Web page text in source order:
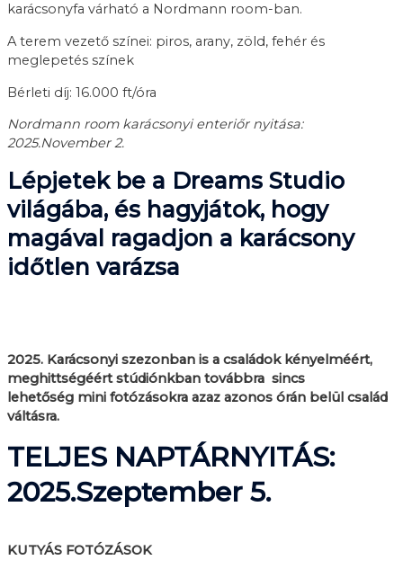
karácsonyfa várható a Nordmann room-ban.
A terem vezető színei: piros, arany, zöld, fehér és
meglepetés színek
Bérleti díj: 16.000 ft/óra
Nordmann room karácsonyi enteriőr nyitása:
2025.November 2.
Lépjetek be a Dreams Studio
világába, és hagyjátok, hogy
magával ragadjon a karácsony
időtlen varázsa
2025. Karácsonyi szezonban is a családok kényelméért,
meghittségéért stúdiónkban továbbra sincs
lehetőség mini fotózásokra azaz azonos órán belül család
váltásra.
TELJES NAPTÁRNYITÁS:
2025.Szeptember 5.
KUTYÁS FOTÓZÁSOK